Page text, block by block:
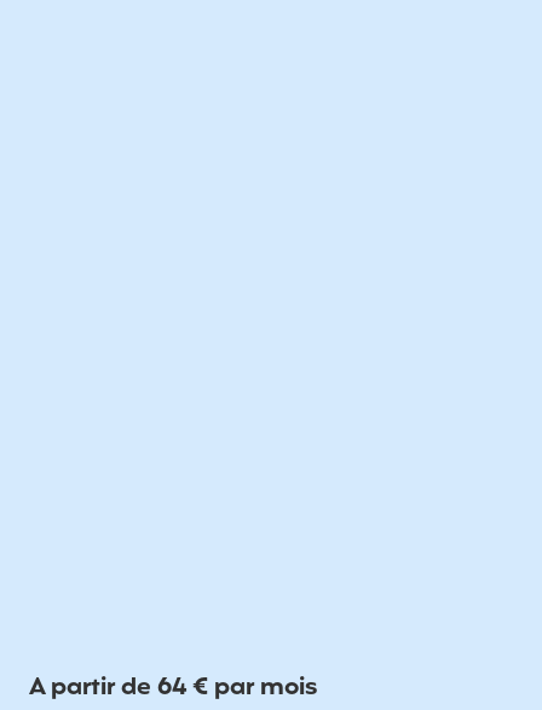
A partir de 64 € par mois